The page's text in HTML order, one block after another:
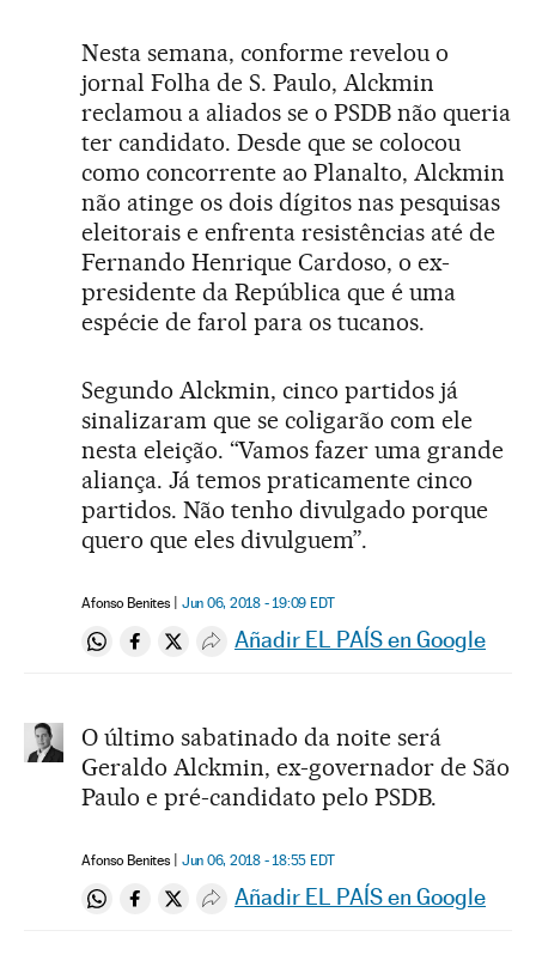
Nesta semana, conforme revelou o
jornal Folha de S. Paulo, Alckmin
reclamou a aliados se o PSDB não queria
ter candidato. Desde que se colocou
como concorrente ao Planalto, Alckmin
não atinge os dois dígitos nas pesquisas
eleitorais e enfrenta resistências até de
Fernando Henrique Cardoso, o ex-
presidente da República que é uma
espécie de farol para os tucanos.
Segundo Alckmin, cinco partidos já
sinalizaram que se coligarão com ele
nesta eleição. “Vamos fazer uma grande
aliança. Já temos praticamente cinco
partidos. Não tenho divulgado porque
quero que eles divulguem”.
Afonso Benites Jun 06, 2018 - 19:09 EDT
Compartir en Whatsapp
Compartir en Facebook
Compartir en Twitter
Desplegar Redes Sociales
Añadir EL PAÍS en Google
O último sabatinado da noite será
Geraldo Alckmin, ex-governador de São
Paulo e pré-candidato pelo PSDB.
Afonso Benites Jun 06, 2018 - 18:55 EDT
Compartir en Whatsapp
Compartir en Facebook
Compartir en Twitter
Desplegar Redes Sociales
Añadir EL PAÍS en Google